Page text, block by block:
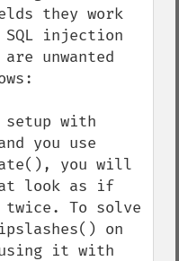
they work
SQL injection
unwanted
with
you use
you will
look as if
twice. To solve
on
it with